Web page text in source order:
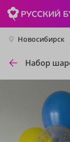
Новосибирск
Набор